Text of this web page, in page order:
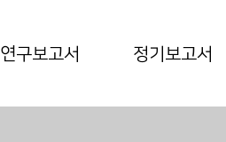
연구보고서 정기보고서